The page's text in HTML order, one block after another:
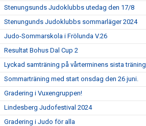
Stenungsunds Judoklubbs utedag den 17/8
Stenungunds Judoklubbs sommarläger 2024
Judo-Sommarskola i Frölunda V.26
Resultat Bohus Dal Cup 2
Lyckad samträning på vårterminens sista träning.
Sommarträning med start onsdag den 26 juni.
Gradering i Vuxengruppen!
Lindesberg Judofestival 2024
Gradering i Judo för alla